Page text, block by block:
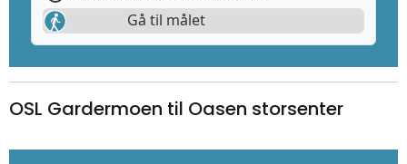
Gå til målet
OSL Gardermoen til Oasen storsenter